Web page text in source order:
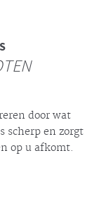
door wat
scherp en zorgt
op u afkomt.